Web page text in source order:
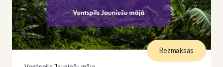
Bezmaksas